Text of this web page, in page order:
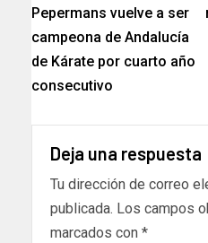
Pepermans vuelve a ser
campeona de Andalucía
de Kárate por cuarto año
consecutivo
Deja una respuesta
Tu dirección de correo
publicada. Los campos
marcados con *